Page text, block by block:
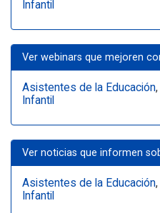
Infantil
Ver webinars que mejoren
Asistentes de la Educación,
Infantil
Ver noticias que informen
Asistentes de la Educación,
Infantil